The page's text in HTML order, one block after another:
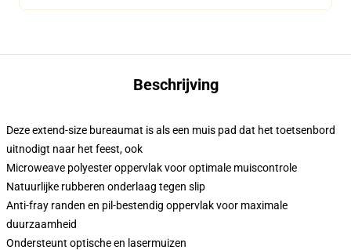
Beschrijving
Deze extend-size bureaumat is als een muis pad dat het toetsenbord
uitnodigt naar het feest, ook
Microweave polyester oppervlak voor optimale muiscontrole
Natuurlijke rubberen onderlaag tegen slip
Anti-fray randen en pil-bestendig oppervlak voor maximale
duurzaamheid
Ondersteunt optische en lasermuizen